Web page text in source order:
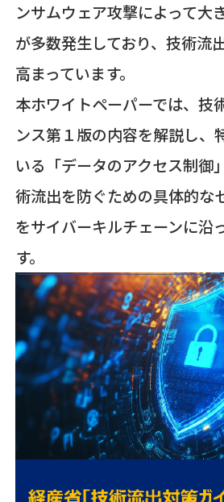
ンサムウェア攻撃によって大
が多数発生しており、技術流
高まっています。
本ホワイトペーパーでは、技
ンス第１版の内容を解説し、
いる「データのアクセス制御
術流出を防ぐための具体的な
をサイバーキルチェーンに沿
す。